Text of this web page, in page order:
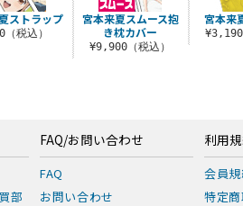
宮本来
¥3,190
ストラップ
（税込）
宮本来夏スムース抱
き枕カバー
¥9,900（税込）
部
FAQ/お問い合わせ
FAQ
お問い合わせ
利用
会員
特定